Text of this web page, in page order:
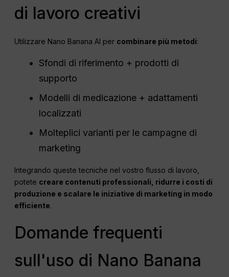
di lavoro creativi
Utilizzare Nano Banana AI per combinare più metodi:
Sfondi di riferimento + prodotti di
supporto
Modelli di medicazione + adattamenti
localizzati
Molteplici varianti per le campagne di
marketing
Integrando queste tecniche nel vostro flusso di lavoro,
potete creare contenuti professionali, ridurre i costi di
produzione e scalare le iniziative di marketing in modo
efficiente.
Domande frequenti
sull'uso di Nano Banana